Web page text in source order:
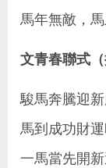
馬年無敵，
文青春聯式（
駿馬奔騰迎新
馬到成功財
一馬當先開新